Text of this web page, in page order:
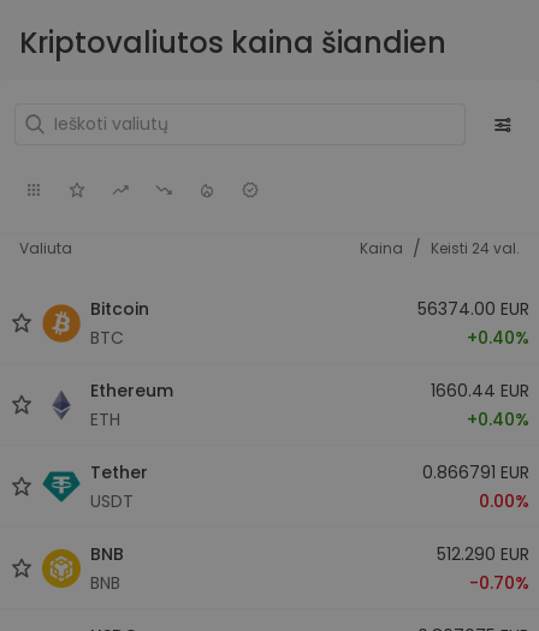
Kriptovaliutos kaina šiandien
Valiuta Kaina / Keisti 24 val.
Bitcoin
BTC
56374.00 EUR
+0.40%
Ethereum
ETH
1660.44 EUR
+0.40%
Tether
USDT
0.866791 EUR
0.00%
BNB
BNB
512.290 EUR
-0.70%